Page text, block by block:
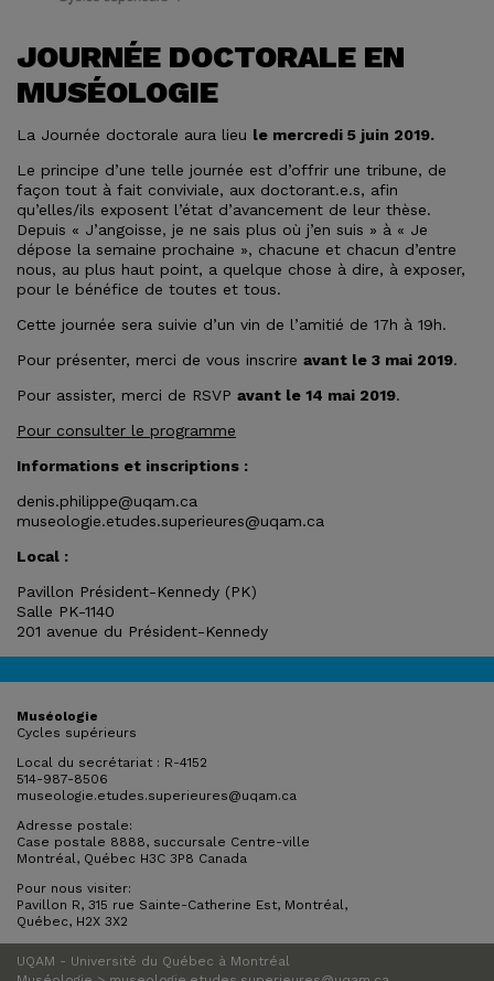
JOURNÉE DOCTORALE EN
MUSÉOLOGIE
La Journée doctorale aura lieu le mercredi 5 juin 2019.
Le principe d’une telle journée est d’offrir une tribune, de
façon tout à fait conviviale, aux doctorant.e.s, afin
qu’elles/ils exposent l’état d’avancement de leur thèse.
Depuis « J’angoisse, je ne sais plus où j’en suis » à « Je
dépose la semaine prochaine », chacune et chacun d’entre
nous, au plus haut point, a quelque chose à dire, à exposer,
pour le bénéfice de toutes et tous.
Cette journée sera suivie d’un vin de l’amitié de 17h à 19h.
Pour présenter, merci de vous inscrire avant le 3 mai 2019.
Pour assister, merci de RSVP avant le 14 mai 2019.
Pour consulter le programme
Informations et inscriptions :
denis.philippe@uqam.ca
museologie.etudes.superieures@uqam.ca
Local :
Pavillon Président-Kennedy (PK)
Salle PK-1140
201 avenue du Président-Kennedy
Muséologie
Cycles supérieurs
Local du secrétariat : R-4152
514-987-8506
museologie.etudes.superieures@uqam.ca
Adresse postale:
Case postale 8888, succursale Centre-ville
Montréal, Québec H3C 3P8 Canada
Pour nous visiter:
Pavillon R, 315 rue Sainte-Catherine Est, Montréal,
Québec, H2X 3X2
UQAM - Université du Québec à Montréal